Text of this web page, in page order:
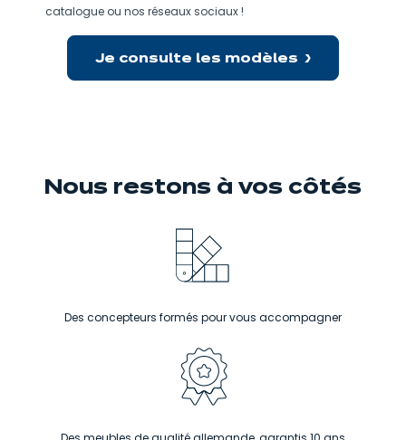
catalogue ou nos réseaux sociaux !
Je consulte les modèles
Nous restons à vos côtés
Des concepteurs formés pour vous accompagner